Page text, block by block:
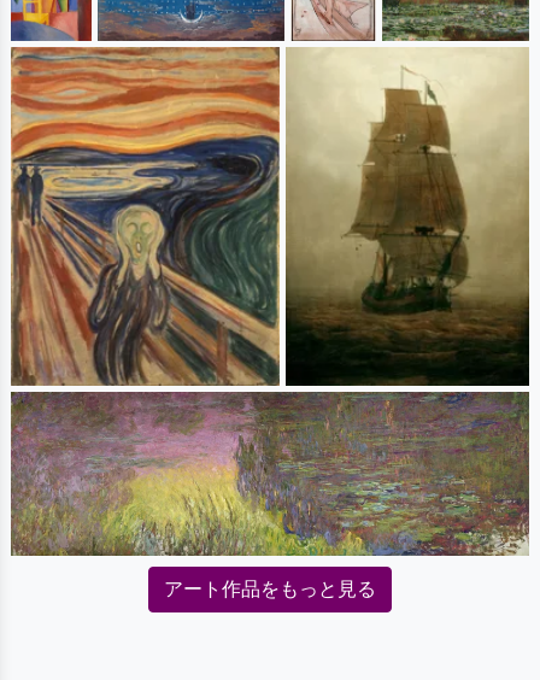
アート作品をもっと見る